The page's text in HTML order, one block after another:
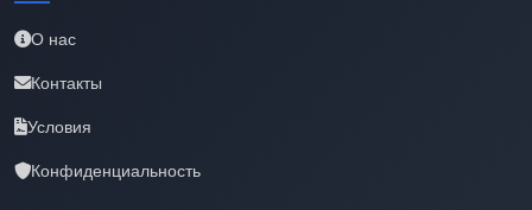
О нас
Контакты
Условия
Конфиденциальность